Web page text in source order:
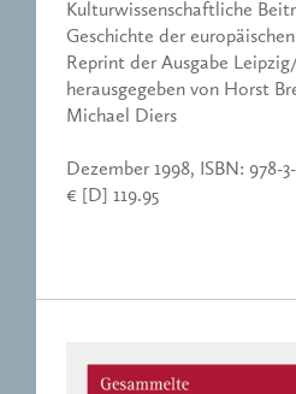
Kulturwissenschaftliche
Geschichte der
Reprint der Ausgabe
herausgegeben von Horst
Michael Diers
Dezember 1998, ISBN: 978-
€ [D] 119.95